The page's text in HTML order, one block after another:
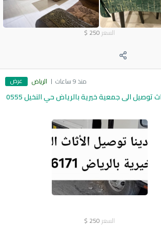
السعر 250
$
منذ 9 ساعات الرياض عرض
دينا تخاذ اثاث توصيل الى جمعية خيرية بالرياض حي النخيل 0555
السعر 250
$